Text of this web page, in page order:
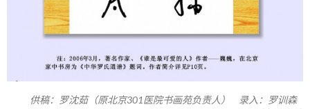
供稿：罗沈茹（原北京301医院书画苑负责人） 录入：罗训森